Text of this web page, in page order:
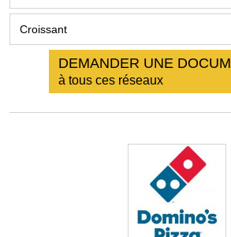
DEMANDER UNE
à tous ces réseaux